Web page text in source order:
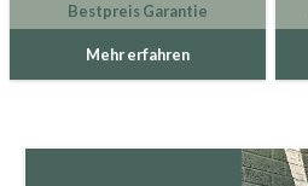
Bestpreis Garantie
Mehr erfahren